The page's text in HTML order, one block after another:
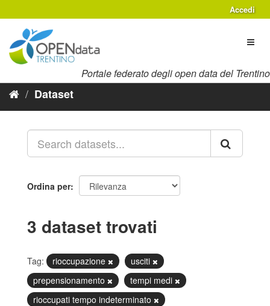
al
contenuto
Accedi
Portale federato degli open data del Trentino
Dataset
Ordina per
3 dataset trovati
Tag: rioccupazione
usciti
prepensionamento
tempi medi
rioccupati tempo indeterminato